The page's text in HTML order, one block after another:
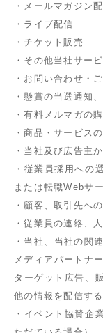
・メールマガジン
・ライブ配信
・チケット販売
・その他当社サー
・お問い合わせ・
・懸賞の当選通知
・有料メルマガの
・商品・サービス
・当社及び広告主
・従業員採用への
または転職Webサ
・顧客、取引先へ
・従業員の連絡、
・当社、当社の関
メディアパートナ
ターゲット広告、
他の情報を配信す
・イベント協賛企